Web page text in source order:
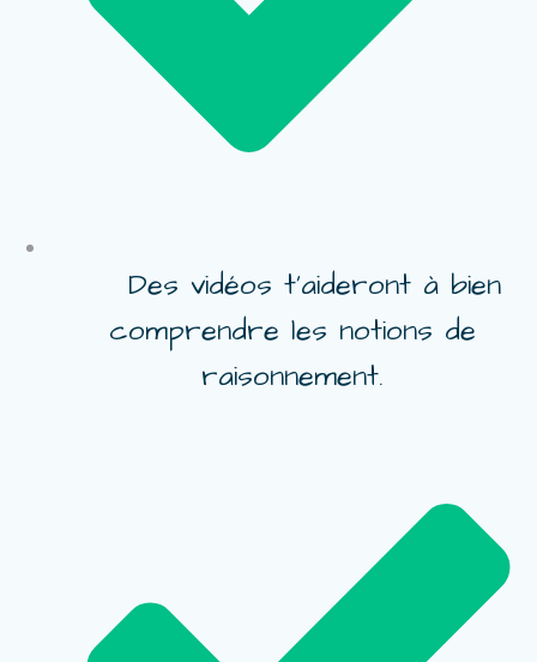
Des vidéos t’aideront à bien
comprendre les notions de
raisonnement.